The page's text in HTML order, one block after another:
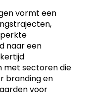
vormt een
naar een
met sectoren die
branding en
voor